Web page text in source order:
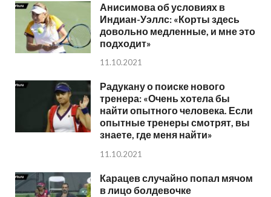
Анисимова об условиях в
Индиан-Уэллс: «Корты здесь
довольно медленные, и мне это
подходит»
11.10.2021
Радукану о поиске нового
тренера: «Очень хотела бы
найти опытного человека. Если
опытные тренеры смотрят, вы
знаете, где меня найти»
11.10.2021
Карацев случайно попал мячом
в лицо болдевочке